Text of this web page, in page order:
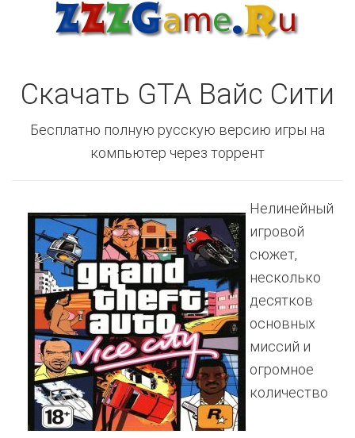
Скачать GTA Вайс Сити
Бесплатно полную русскую версию игры на
компьютер через торрент
Нелинейный
игровой
сюжет,
несколько
десятков
основных
миссий и
огромное
количество